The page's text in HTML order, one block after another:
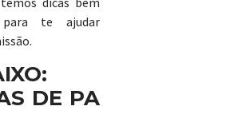
te ajudar
DE PA